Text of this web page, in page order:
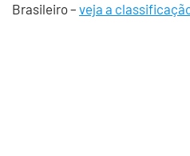
Brasileiro – veja a